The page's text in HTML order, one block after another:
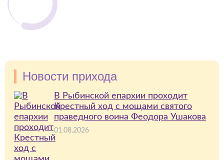
Новости прихода
В Рыбинской епархии проходит
Крестный ход с мощами святого
праведного воина Феодора Ушакова
01.08.2026